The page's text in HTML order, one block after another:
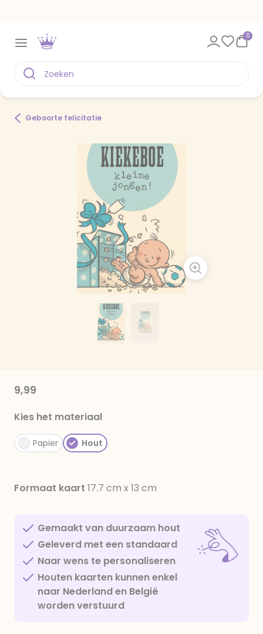
0
Geboorte felicitatie
9,99
Kies het materiaal
Papier Hout
Formaat kaart 17.7 cm x 13 cm
Gemaakt van duurzaam hout
Geleverd met een standaard
Naar wens te personaliseren
Houten kaarten kunnen enkel
naar Nederland en België
worden verstuurd